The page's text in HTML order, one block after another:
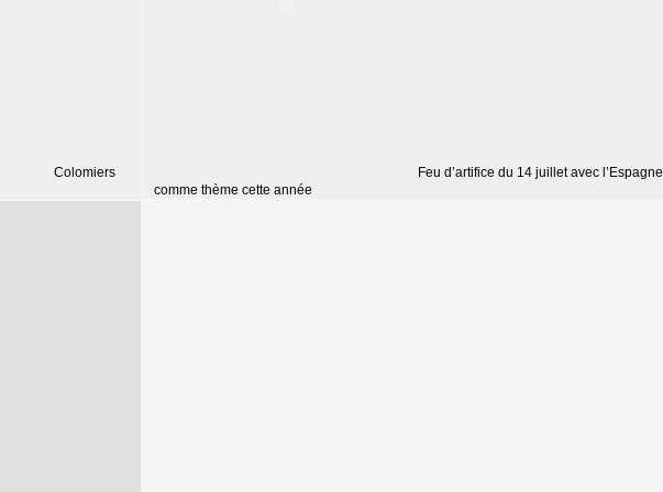
Colomiers
Feu d’artifice du 14 juillet avec l’Espagne
comme thème cette année